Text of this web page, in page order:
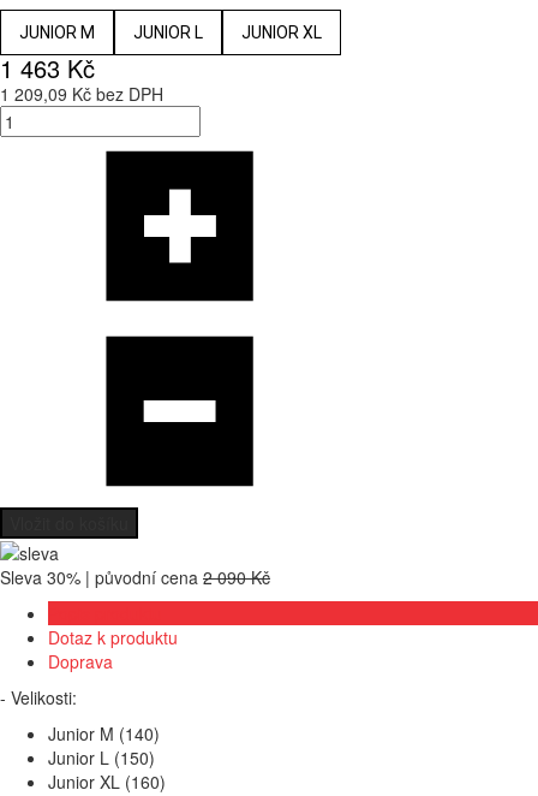
JUNIOR M JUNIOR L JUNIOR XL
1 463 Kč
1 209,09 Kč bez DPH
Sleva 30% | původní cena 2 090 Kč
Dotaz k produktu
Doprava
- Velikosti:
Junior M (140)
Junior L (150)
Junior XL (160)